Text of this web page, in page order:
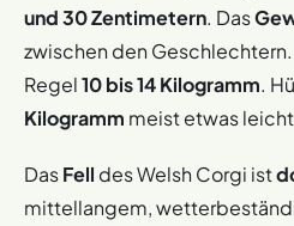
und 30 Zentimetern. Das
zwischen den
Regel10 bis 14 Kilogramm.
Kilogramm meist etwas
DasFell des Welsh Corgi ist
mittellangem,